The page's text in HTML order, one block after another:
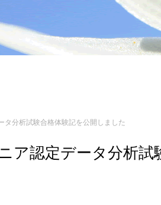
分析試験合格体験記を公開しました
ア認定データ分析試